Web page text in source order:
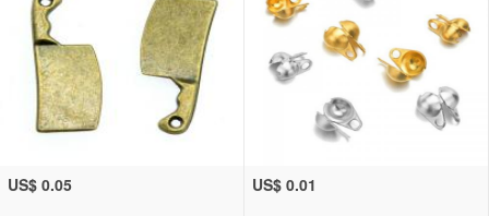
US$ 0.05 US$ 0.01